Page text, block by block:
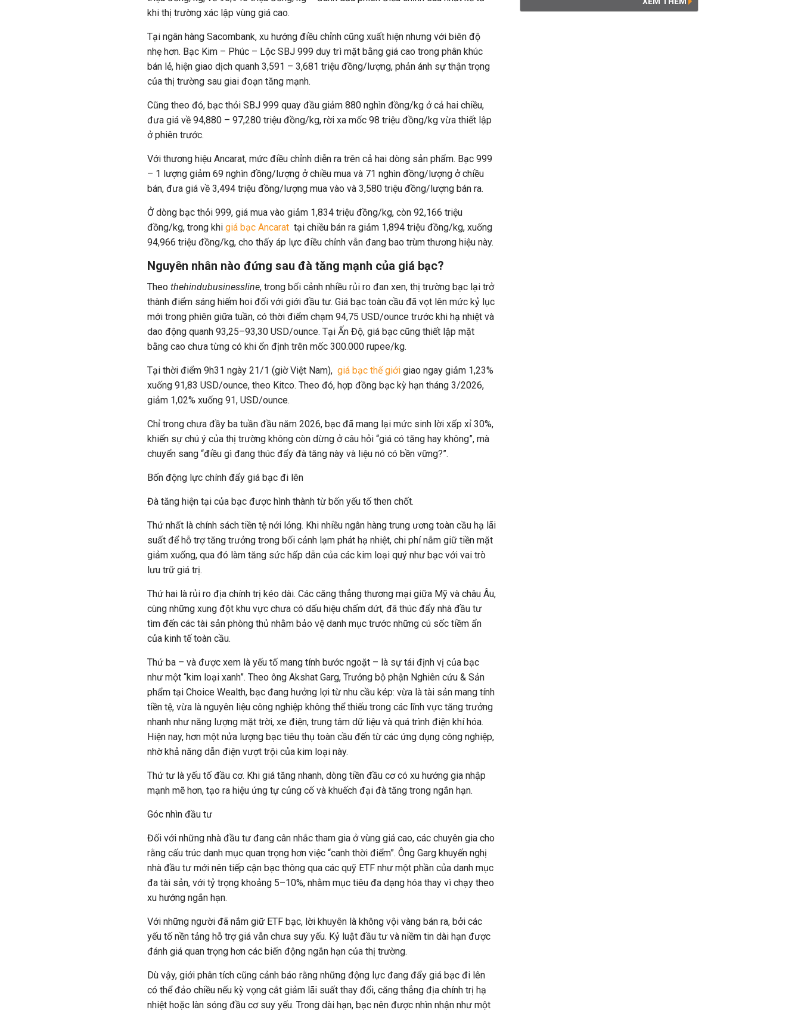
khi thị trường xác lập vùng giá cao.
Tại ngân hàng Sacombank, xu hướng điều chỉnh cũng xuất hiện nhưng với biên độ
nhẹ hơn. Bạc Kim – Phúc – Lộc SBJ 999 duy trì mặt bằng giá cao trong phân khúc
bán lẻ, hiện giao dịch quanh 3,591 – 3,681 triệu đồng/lượng, phản ánh sự thận trọng
của thị trường sau giai đoạn tăng mạnh.
Cũng theo đó, bạc thỏi SBJ 999 quay đầu giảm 880 nghìn đồng/kg ở cả hai chiều,
đưa giá về 94,880 – 97,280 triệu đồng/kg, rời xa mốc 98 triệu đồng/kg vừa thiết lập
ở phiên trước.
Với thương hiệu Ancarat, mức điều chỉnh diễn ra trên cả hai dòng sản phẩm. Bạc 999
– 1 lượng giảm 69 nghìn đồng/lượng ở chiều mua và 71 nghìn đồng/lượng ở chiều
bán, đưa giá về 3,494 triệu đồng/lượng mua vào và 3,580 triệu đồng/lượng bán ra.
Ở dòng bạc thỏi 999, giá mua vào giảm 1,834 triệu đồng/kg, còn 92,166 triệu
đồng/kg, trong khi giá bạc Ancarat tại chiều bán ra giảm 1,894 triệu đồng/kg, xuống
94,966 triệu đồng/kg, cho thấy áp lực điều chỉnh vẫn đang bao trùm thương hiệu này.
Nguyên nhân nào đứng sau đà tăng mạnh của giá bạc?
Theo thehindubusinessline, trong bối cảnh nhiều rủi ro đan xen, thị trường bạc lại trở
thành điểm sáng hiếm hoi đối với giới đầu tư. Giá bạc toàn cầu đã vọt lên mức kỷ lục
mới trong phiên giữa tuần, có thời điểm chạm 94,75 USD/ounce trước khi hạ nhiệt và
dao động quanh 93,25–93,30 USD/ounce. Tại Ấn Độ, giá bạc cũng thiết lập mặt
bằng cao chưa từng có khi ổn định trên mốc 300.000 rupee/kg.
Tại thời điểm 9h31 ngày 21/1 (giờ Việt Nam), giá bạc thế giới giao ngay giảm 1,23%
xuống 91,83 USD/ounce, theo Kitco. Theo đó, hợp đồng bạc kỳ hạn tháng 3/2026,
giảm 1,02% xuống 91, USD/ounce.
Chỉ trong chưa đầy ba tuần đầu năm 2026, bạc đã mang lại mức sinh lời xấp xỉ 30%,
khiến sự chú ý của thị trường không còn dừng ở câu hỏi “giá có tăng hay không”, mà
chuyển sang “điều gì đang thúc đẩy đà tăng này và liệu nó có bền vững?”.
Bốn động lực chính đẩy giá bạc đi lên
Đà tăng hiện tại của bạc được hình thành từ bốn yếu tố then chốt.
Thứ nhất là chính sách tiền tệ nới lỏng. Khi nhiều ngân hàng trung ương toàn cầu hạ lãi
suất để hỗ trợ tăng trưởng trong bối cảnh lạm phát hạ nhiệt, chi phí nắm giữ tiền mặt
giảm xuống, qua đó làm tăng sức hấp dẫn của các kim loại quý như bạc với vai trò
lưu trữ giá trị.
Thứ hai là rủi ro địa chính trị kéo dài. Các căng thẳng thương mại giữa Mỹ và châu Âu,
cùng những xung đột khu vực chưa có dấu hiệu chấm dứt, đã thúc đẩy nhà đầu tư
tìm đến các tài sản phòng thủ nhằm bảo vệ danh mục trước những cú sốc tiềm ẩn
của kinh tế toàn cầu.
Thứ ba – và được xem là yếu tố mang tính bước ngoặt – là sự tái định vị của bạc
như một “kim loại xanh”. Theo ông Akshat Garg, Trưởng bộ phận Nghiên cứu & Sản
phẩm tại Choice Wealth, bạc đang hưởng lợi từ nhu cầu kép: vừa là tài sản mang tính
tiền tệ, vừa là nguyên liệu công nghiệp không thể thiếu trong các lĩnh vực tăng trưởng
nhanh như năng lượng mặt trời, xe điện, trung tâm dữ liệu và quá trình điện khí hóa.
Hiện nay, hơn một nửa lượng bạc tiêu thụ toàn cầu đến từ các ứng dụng công nghiệp,
nhờ khả năng dẫn điện vượt trội của kim loại này.
Thứ tư là yếu tố đầu cơ. Khi giá tăng nhanh, dòng tiền đầu cơ có xu hướng gia nhập
mạnh mẽ hơn, tạo ra hiệu ứng tự củng cố và khuếch đại đà tăng trong ngắn hạn.
Góc nhìn đầu tư
Đối với những nhà đầu tư đang cân nhắc tham gia ở vùng giá cao, các chuyên gia cho
rằng cấu trúc danh mục quan trọng hơn việc “canh thời điểm”. Ông Garg khuyến nghị
nhà đầu tư mới nên tiếp cận bạc thông qua các quỹ ETF như một phần của danh mục
đa tài sản, với tỷ trọng khoảng 5–10%, nhằm mục tiêu đa dạng hóa thay vì chạy theo
xu hướng ngắn hạn.
Với những người đã nắm giữ ETF bạc, lời khuyên là không vội vàng bán ra, bởi các
yếu tố nền tảng hỗ trợ giá vẫn chưa suy yếu. Kỷ luật đầu tư và niềm tin dài hạn được
đánh giá quan trọng hơn các biến động ngắn hạn của thị trường.
Dù vậy, giới phân tích cũng cảnh báo rằng những động lực đang đẩy giá bạc đi lên
có thể đảo chiều nếu kỳ vọng cắt giảm lãi suất thay đổi, căng thẳng địa chính trị hạ
nhiệt hoặc làn sóng đầu cơ suy yếu. Trong dài hạn, bạc nên được nhìn nhận như một